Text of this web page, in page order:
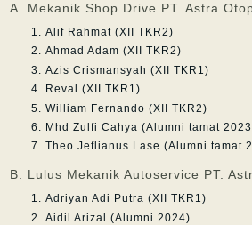
A. Mekanik Shop Drive PT. Astra
Alif Rahmat (XII TKR2)
Ahmad Adam (XII TKR2)
Azis Crismansyah (XII TKR1)
Reval (XII TKR1)
William Fernando (XII TKR2)
Mhd Zulfi Cahya (Alumni tamat
Theo Jeflianus Lase (Alumni tamat
B. Lulus Mekanik Autoservice PT.
Adriyan Adi Putra (XII TKR1)
Aidil Arizal (Alumni 2024)